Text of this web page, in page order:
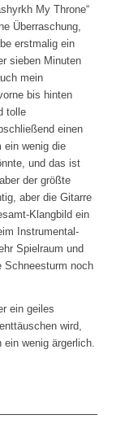
My Throne“
Überraschung,
erstmalig ein
sieben Minuten
mein
bis hinten
tolle
einen
ein wenig die
und das ist
der größte
aber die Gitarre
Klangbild ein
Instrumental-
Spielraum und
Schneesturm noch
ein geiles
wird,
wenig ärgerlich.